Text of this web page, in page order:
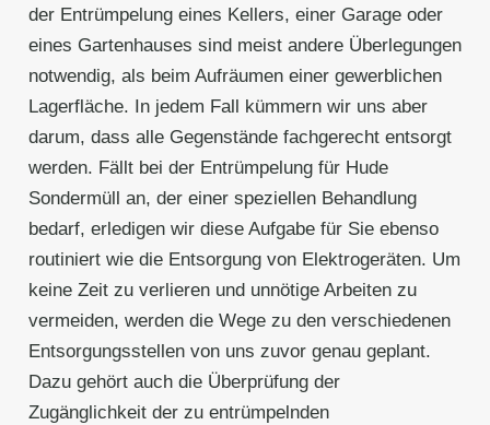
der Entrümpelung eines Kellers, einer Garage oder
eines Gartenhauses sind meist andere Überlegungen
notwendig, als beim Aufräumen einer gewerblichen
Lagerfläche. In jedem Fall kümmern wir uns aber
darum, dass alle Gegenstände fachgerecht entsorgt
werden. Fällt bei der Entrümpelung für Hude
Sondermüll an, der einer speziellen Behandlung
bedarf, erledigen wir diese Aufgabe für Sie ebenso
routiniert wie die Entsorgung von Elektrogeräten. Um
keine Zeit zu verlieren und unnötige Arbeiten zu
vermeiden, werden die Wege zu den verschiedenen
Entsorgungsstellen von uns zuvor genau geplant.
Dazu gehört auch die Überprüfung der
Zugänglichkeit der zu entrümpelnden